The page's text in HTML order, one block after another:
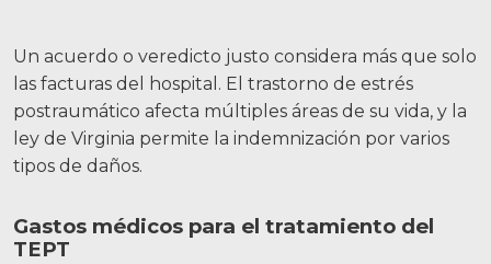
Un acuerdo o veredicto justo considera más que solo
las facturas del hospital. El trastorno de estrés
postraumático afecta múltiples áreas de su vida, y la
ley de Virginia permite la indemnización por varios
tipos de daños.
Gastos médicos para el tratamiento del
TEPT